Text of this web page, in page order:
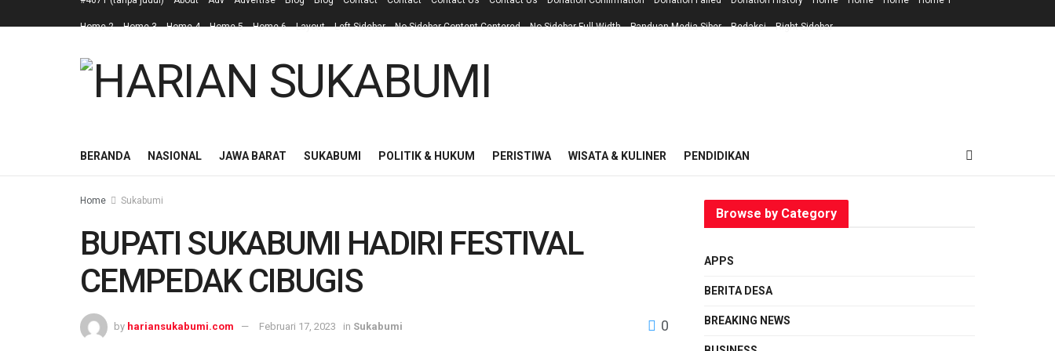
Home 2 Home 3 Home 4 Home 5 Home 6 Layout Left Sidebar No Sidebar Content Centered No Sidebar Full Width Panduan Media Siber Redaksi Right Sidebar
BERANDA NASIONAL JAWA BARAT SUKABUMI POLITIK & HUKUM PERISTIWA WISATA & KULINER PENDIDIKAN
Home Sukabumi
BUPATI SUKABUMI HADIRI FESTIVAL
CEMPEDAK CIBUGIS
by hariansukabumi.com Februari 17, 2023 in Sukabumi 0
Browse by Category
APPS
BERITA DESA
BREAKING NEWS